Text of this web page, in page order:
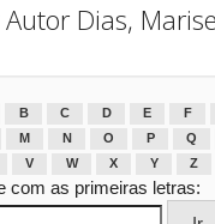
Dias,
B C D E F
M N O P Q
V W X Y Z
com as primeiras letras: